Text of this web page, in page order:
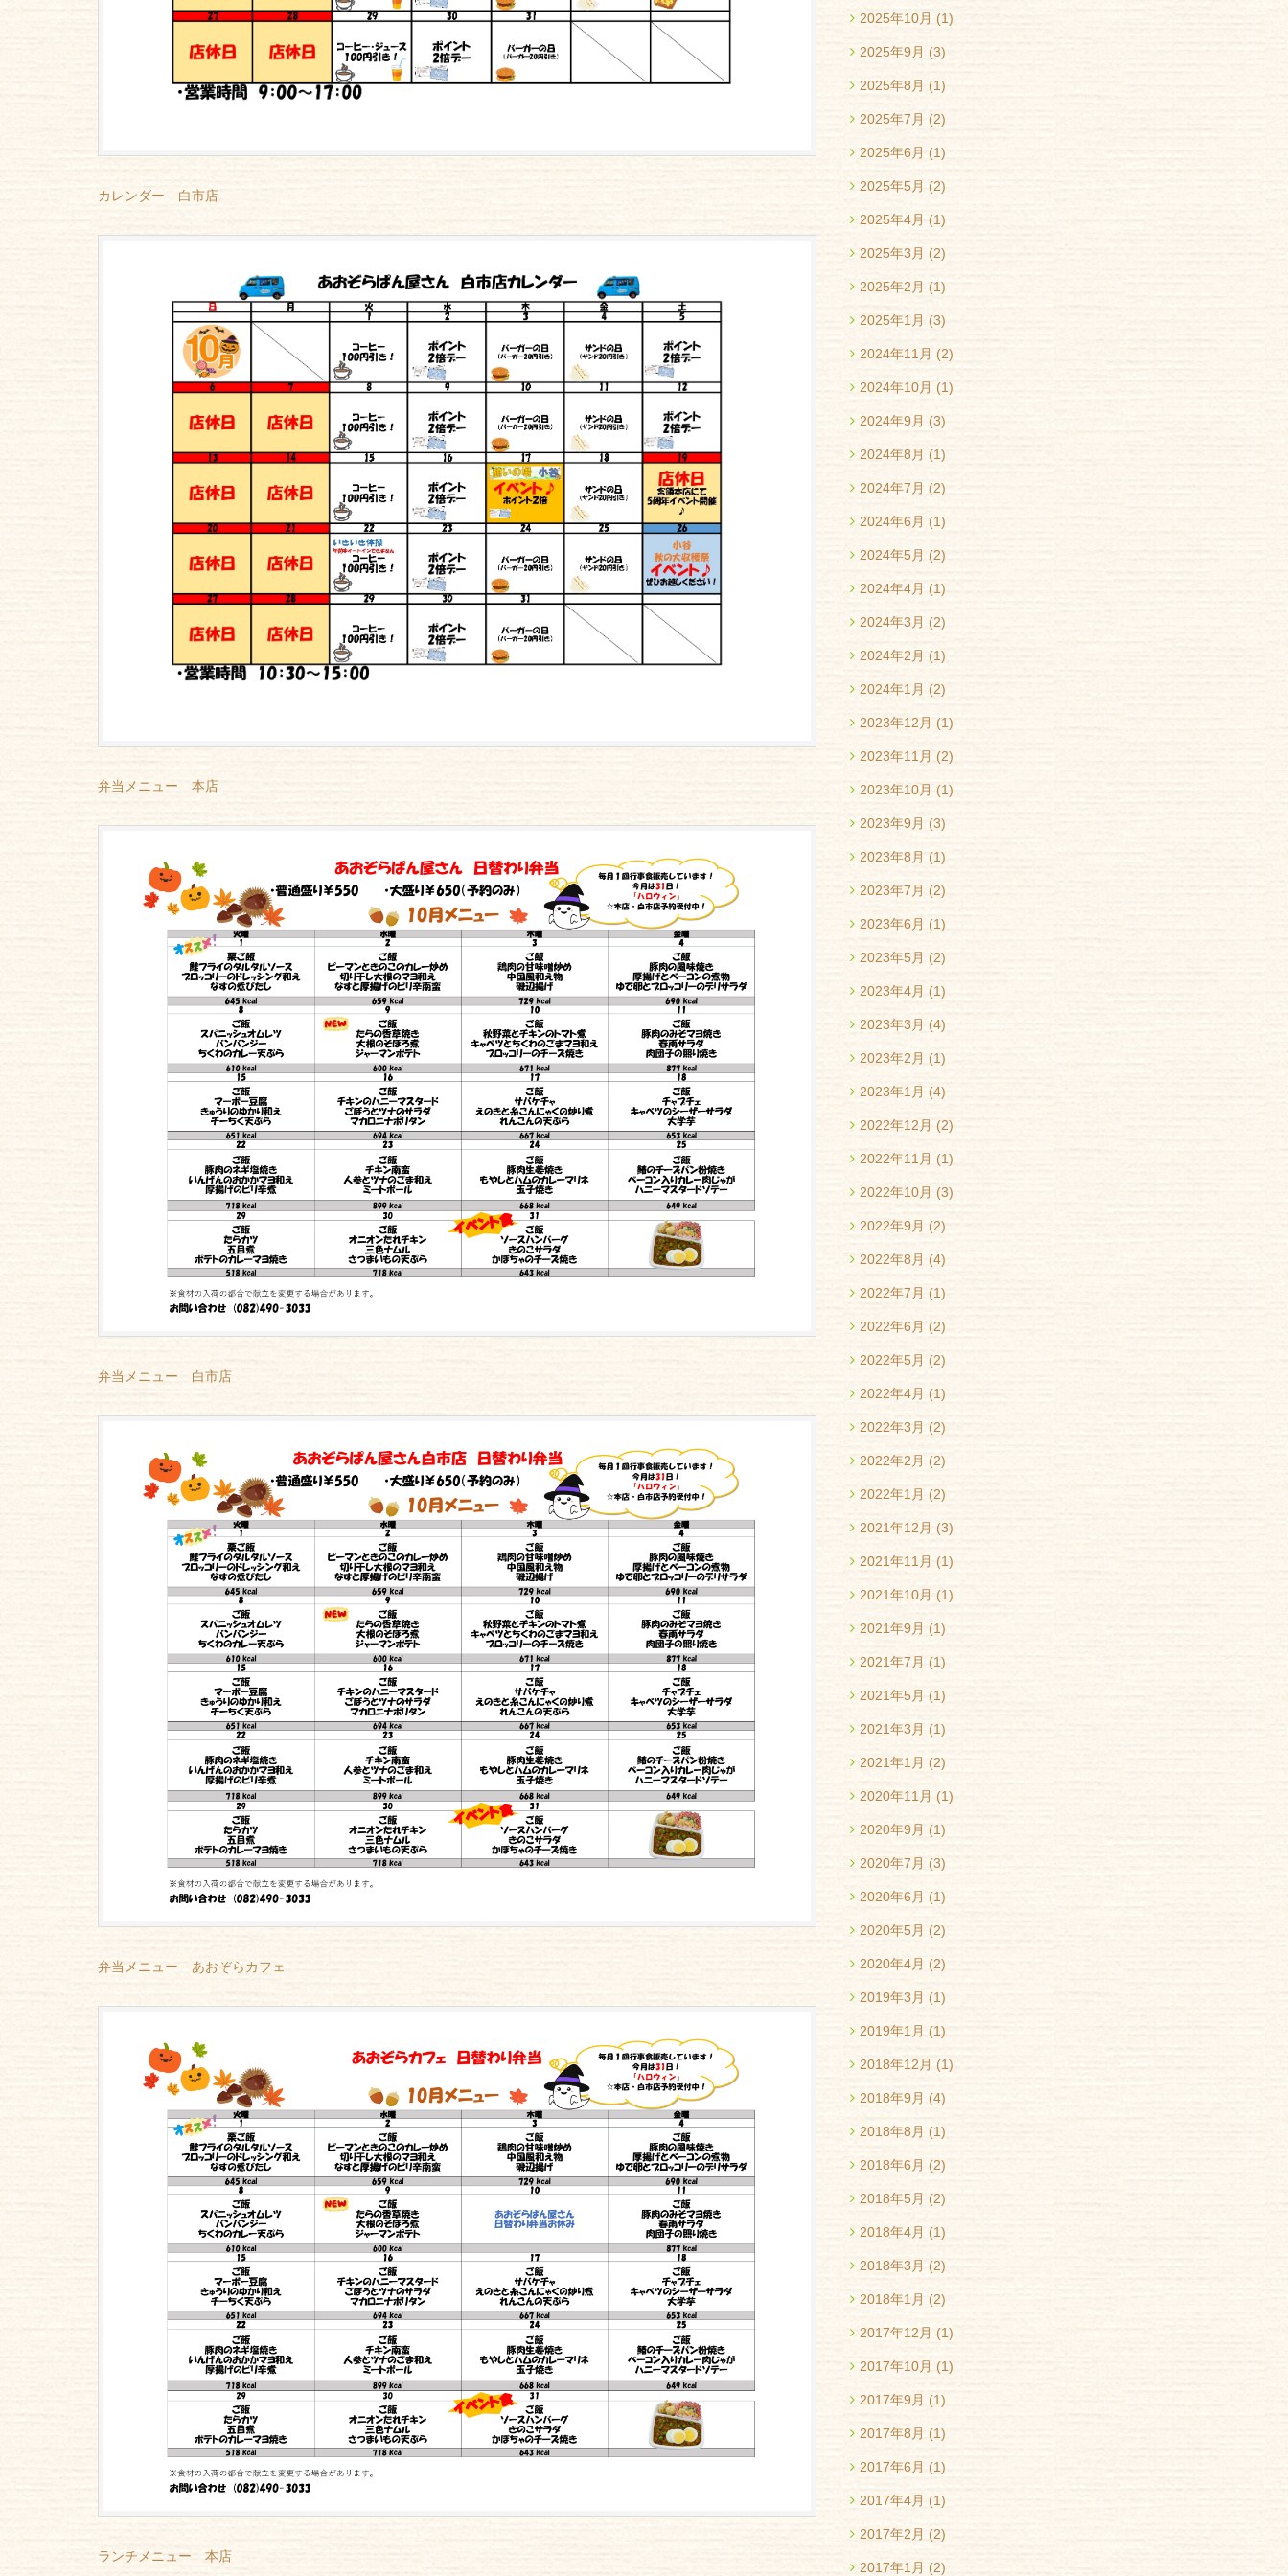
カレンダー 白市店
弁当メニュー 本店
弁当メニュー 白市店
弁当メニュー あおぞらカフェ
ランチメニュー 本店
2025年10月 (1)
2025年9月 (3)
2025年8月 (1)
2025年7月 (2)
2025年6月 (1)
2025年5月 (2)
2025年4月 (1)
2025年3月 (2)
2025年2月 (1)
2025年1月 (3)
2024年11月 (2)
2024年10月 (1)
2024年9月 (3)
2024年8月 (1)
2024年7月 (2)
2024年6月 (1)
2024年5月 (2)
2024年4月 (1)
2024年3月 (2)
2024年2月 (1)
2024年1月 (2)
2023年12月 (1)
2023年11月 (2)
2023年10月 (1)
2023年9月 (3)
2023年8月 (1)
2023年7月 (2)
2023年6月 (1)
2023年5月 (2)
2023年4月 (1)
2023年3月 (4)
2023年2月 (1)
2023年1月 (4)
2022年12月 (2)
2022年11月 (1)
2022年10月 (3)
2022年9月 (2)
2022年8月 (4)
2022年7月 (1)
2022年6月 (2)
2022年5月 (2)
2022年4月 (1)
2022年3月 (2)
2022年2月 (2)
2022年1月 (2)
2021年12月 (3)
2021年11月 (1)
2021年10月 (1)
2021年9月 (1)
2021年7月 (1)
2021年5月 (1)
2021年3月 (1)
2021年1月 (2)
2020年11月 (1)
2020年9月 (1)
2020年7月 (3)
2020年6月 (1)
2020年5月 (2)
2020年4月 (2)
2019年3月 (1)
2019年1月 (1)
2018年12月 (1)
2018年9月 (4)
2018年8月 (1)
2018年6月 (2)
2018年5月 (2)
2018年4月 (1)
2018年3月 (2)
2018年1月 (2)
2017年12月 (1)
2017年10月 (1)
2017年9月 (1)
2017年8月 (1)
2017年6月 (1)
2017年4月 (1)
2017年2月 (2)
2017年1月 (2)